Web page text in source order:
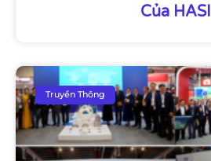
Của HASI
Truyền Thông